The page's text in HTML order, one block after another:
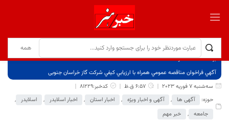
برگ نخست
نوشته‌ها
آگهي فراخوان مناقصه عمومي همراه با ارزيابي كيفي شرکت گاز خراسان جنوبی
سه‌شنبه 7 فوریه 2023
6:57 ق.ظ
کدخبر:81229
حوزه:
آگهی ها , آگهی و اخبار ویژه , اخبار استان , اخبار اسلایدر , اسلایدر
,
جامعه , خبر مهم